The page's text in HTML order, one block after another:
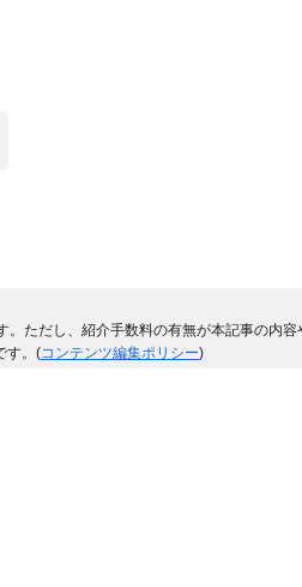
ただし、紹介手数料の有無が本記事の内容
す。(コンテンツ編集ポリシー)